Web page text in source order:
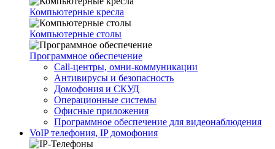
Компьютерные кресла
Компьютерные столы
Программное обеспечение
Call-центры, омни-коммуникации
Антивирусы и безопасность
Домофония и СКУД
Операционные системы
Офисные приложения
Программное обеспечение для видеонаблюдения
VoIP телефония, IP домофония